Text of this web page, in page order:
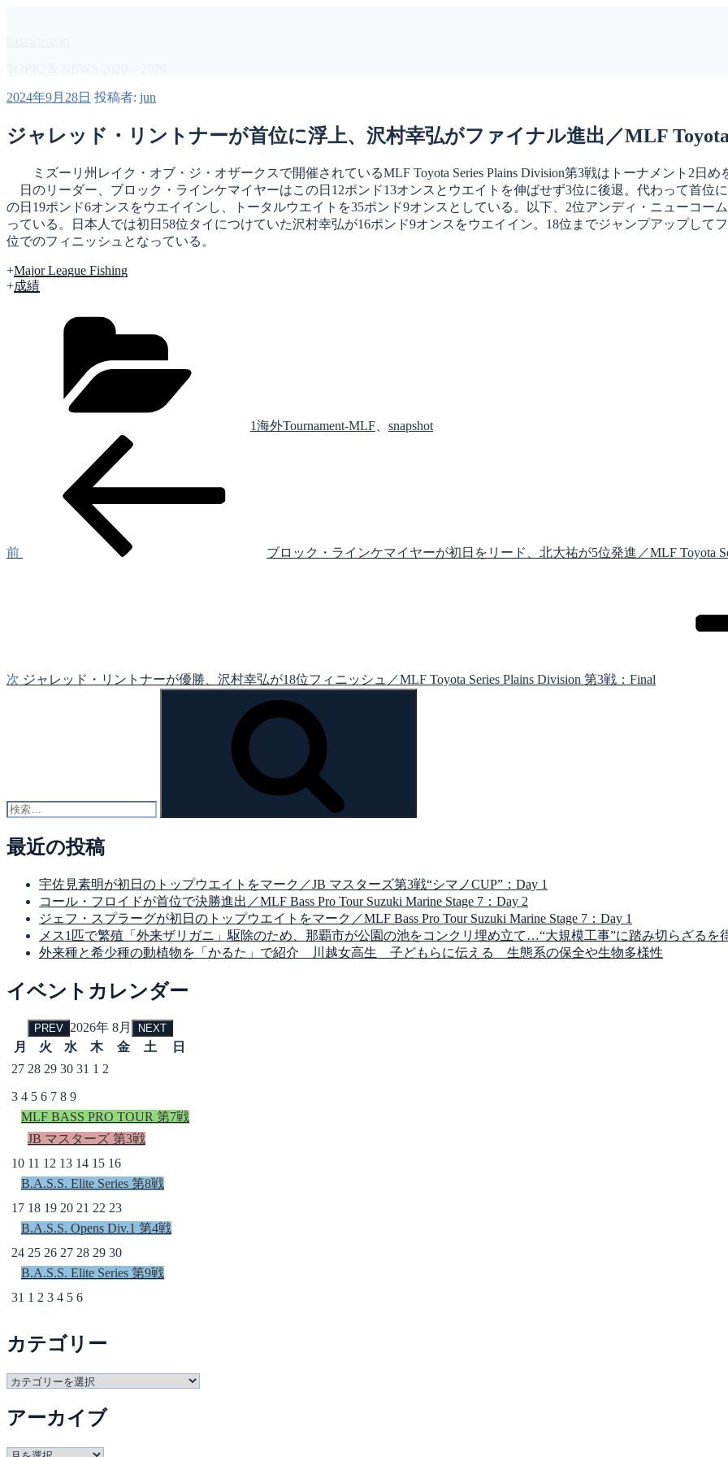
へ
キ
投
日:
2024年9月28日 投稿者: jun
ジャレッド・リントナーが首位に浮上、沢村幸弘がファイナル進出／MLF Toyota
ミズーリ州レイク・オブ・ジ・オザークスで開催されているMLF Toyota Series Plains Division第3戦はトーナメント2日
日のリーダー、ブロック・ラインケマイヤーはこの日12ポンド13オンスとウエイトを伸ばせず3位に後退。代わって首位
の日19ポンド6オンスをウエイインし、トータルウエイトを35ポンド9オンスとしている。以下、2位アンディ・ニューコー
っている。日本人では初日58位タイにつけていた沢村幸弘が16ポンド9オンスをウエイイン。18位までジャンプアップして
位でのフィニッシュとなっている。
+Major League Fishing
+成績
1海外Tournament-MLF snapshot
ゲ
前
ブロック・ラインケマイヤーが初日をリード、北大祐が5位発進／MLF Toyota
次 ジャレッド・リントナーが優勝、沢村幸弘が18位フィニッシュ／MLF Toyota Series Plains Division 第3戦：Final
最近の投稿
宇佐見素明が初日のトップウエイトをマーク／JB マスターズ第3戦“シマノCUP”：Day 1
コール・フロイドが首位で決勝進出／MLF Bass Pro Tour Suzuki Marine Stage 7：Day 2
ジェフ・スプラーグが初日のトップウエイトをマーク／MLF Bass Pro Tour Suzuki Marine Stage 7：Day 1
メス1匹で繁殖「外来ザリガニ」駆除のため、那覇市が公園の池をコンクリ埋め立て…“大規模工事”に踏み切らざるを
外来種と希少種の動植物を「かるた」で紹介 川越女高生 子どもらに伝える 生態系の保全や生物多様性
イベントカレンダー
PREV 2026年 8月 NEXT
月 火 水 木 金 土
日
27 28 29 30 31 1 2
3 4 5 6 7 8 9
MLF BASS PRO TOUR 第7戦
JB マスターズ 第3戦
10 11 12 13 14 15 16
B.A.S.S. Elite Series 第8戦
17 18 19 20 21 22 23
B.A.S.S. Opens Div.1 第4戦
24 25 26 27 28 29 30
B.A.S.S. Elite Series 第9戦
31 1 2 3 4 5 6
カテゴリー
カ
ゴ
ー
アーカイブ
ア